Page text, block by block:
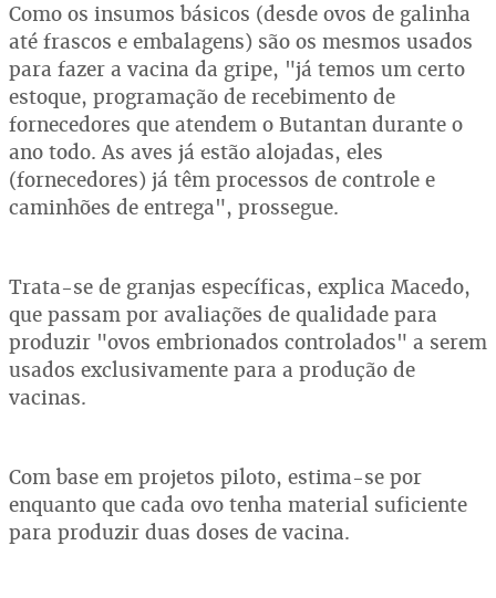
Como os insumos básicos (desde ovos de galinha
até frascos e embalagens) são os mesmos usados
para fazer a vacina da gripe, "já temos um certo
estoque, programação de recebimento de
fornecedores que atendem o Butantan durante o
ano todo. As aves já estão alojadas, eles
(fornecedores) já têm processos de controle e
caminhões de entrega", prossegue.
Trata-se de granjas específicas, explica Macedo,
que passam por avaliações de qualidade para
produzir "ovos embrionados controlados" a serem
usados exclusivamente para a produção de
vacinas.
Com base em projetos piloto, estima-se por
enquanto que cada ovo tenha material suficiente
para produzir duas doses de vacina.